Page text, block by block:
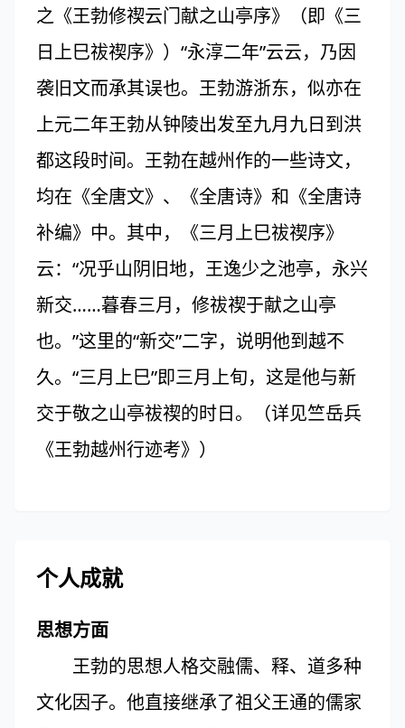
之《王勃修禊云门献之山亭序》（即《三
日上巳祓禊序》）“永淳二年”云云，乃因
袭旧文而承其误也。王勃游浙东，似亦在
上元二年王勃从钟陵出发至九月九日到洪
都这段时间。王勃在越州作的一些诗文，
均在《全唐文》、《全唐诗》和《全唐诗
补编》中。其中，《三月上巳祓禊序》
云：“况乎山阴旧地，王逸少之池亭，永兴
新交……暮春三月，修祓禊于献之山亭
也。”这里的“新交”二字，说明他到越不
久。“三月上巳”即三月上旬，这是他与新
交于敬之山亭祓禊的时日。（详见竺岳兵
《王勃越州行迹考》）
个人成就
思想方面
王勃的思想人格交融儒、释、道多种
文化因子。他直接继承了祖父王通的儒家